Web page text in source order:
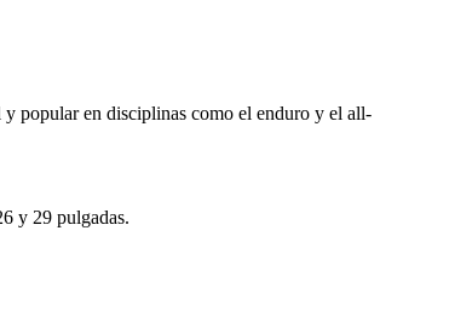
popular en disciplinas como el enduro y el all-
y 29 pulgadas.